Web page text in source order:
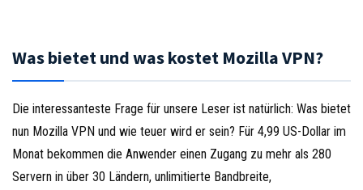
Was bietet und was kostet Mozilla VPN?
Die interessanteste Frage für unsere Leser ist natürlich: Was bietet
nun Mozilla VPN und wie teuer wird er sein? Für 4,99 US-Dollar im
Monat bekommen die Anwender einen Zugang zu mehr als 280
Servern in über 30 Ländern, unlimitierte Bandbreite,